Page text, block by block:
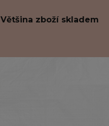
Většina zboží skladem